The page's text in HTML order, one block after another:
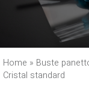
Home » Buste
Cristal standard